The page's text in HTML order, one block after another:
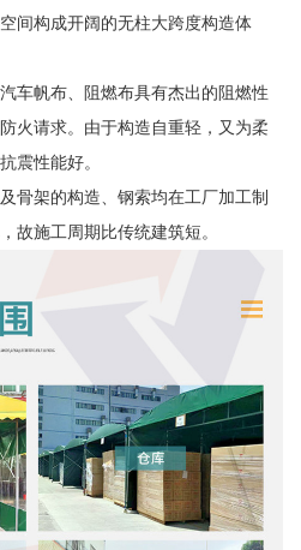
间构成开阔的无柱大跨度构造体
车帆布、阻燃布具有杰出的阻燃性
火请求。由于构造自重轻，又为柔
震性能好。
骨架的构造、钢索均在工厂加工制
故施工周期比传统建筑短。